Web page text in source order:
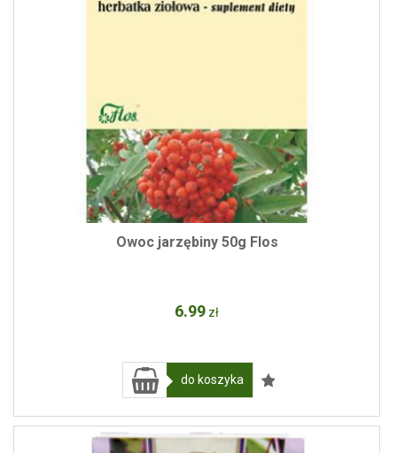
Owoc jarzębiny 50g Flos
6.99 zł
do koszyka